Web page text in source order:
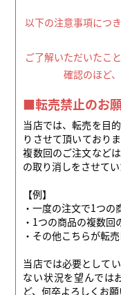
以下の注意事項につ
ご了解いただいたこ
確認のほど
■転売禁止のお
当店では、転売を目
りさせて頂いており
複数回のご注文など
の取り消しをさせてい
【例】
・一度の注文で1つの
・1つの商品の複数回
・その他こちらが転
当店では必要として
ない状況を望んでは
ど、何卒よろしくお願